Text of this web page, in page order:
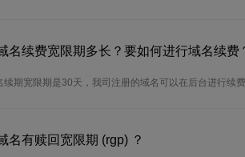
名续费宽限期多长？要如何进行域名续费
期宽限期是30天，我司注册的域名可以在后台进行续费
名有赎回宽限期 (rgp) ？